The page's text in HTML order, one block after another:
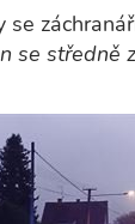
středně